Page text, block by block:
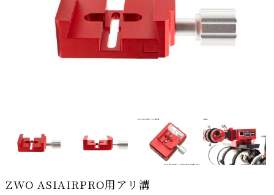
ZWO ASIAIRPRO用アリ溝